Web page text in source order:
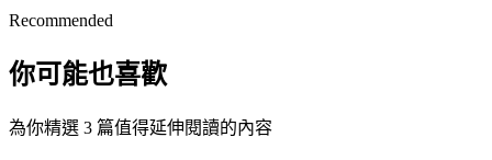
Recommended
你可能也喜歡
為你精選 3 篇值得延伸閱讀的內容